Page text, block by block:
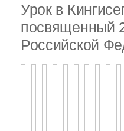
Урок в
посвященный
Российской